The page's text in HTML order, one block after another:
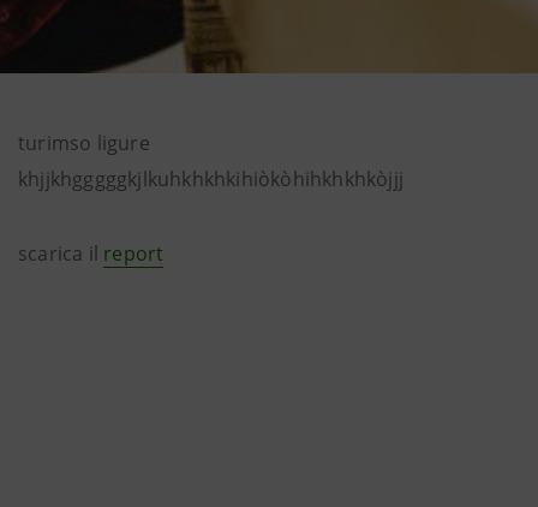
turimso ligure
khjjkhgggggkjlkuhkhkhkihiòkòhihkhkhkòjjj
scarica il report